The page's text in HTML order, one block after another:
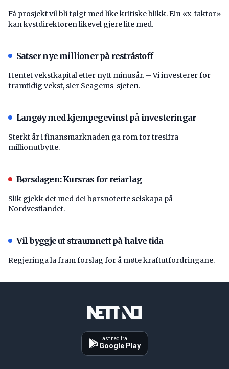
Få prosjekt vil bli følgt med like kritiske blikk. Ein «x-faktor»
kan kystdirektøren likevel gjere lite med.
Satser nye millioner på restråstoff
Hentet vekstkapital etter nytt minusår. – Vi investerer for
framtidig vekst, sier Seagems-sjefen.
Langøy med kjempegevinst på investeringar
Sterkt år i finansmarknaden ga rom for tresifra
millionutbytte.
Børsdagen: Kursras for reiarlag
Slik gjekk det med dei børsnoterte selskapa på
Nordvestlandet.
Vil byggje ut straumnett på halve tida
Regjeringa la fram forslag for å møte kraftutfordringane.
Last ned fra
Google Play